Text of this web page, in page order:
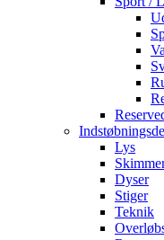
Lys
Dyser
Stiger
Teknik